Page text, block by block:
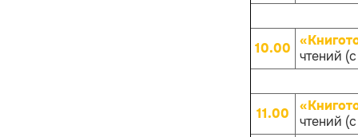
10.00 чтений
11.00
чтений